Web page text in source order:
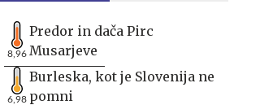
8,96
Predor in dača Pirc
Musarjeve
6,98
Burleska, kot je Slovenija ne
pomni